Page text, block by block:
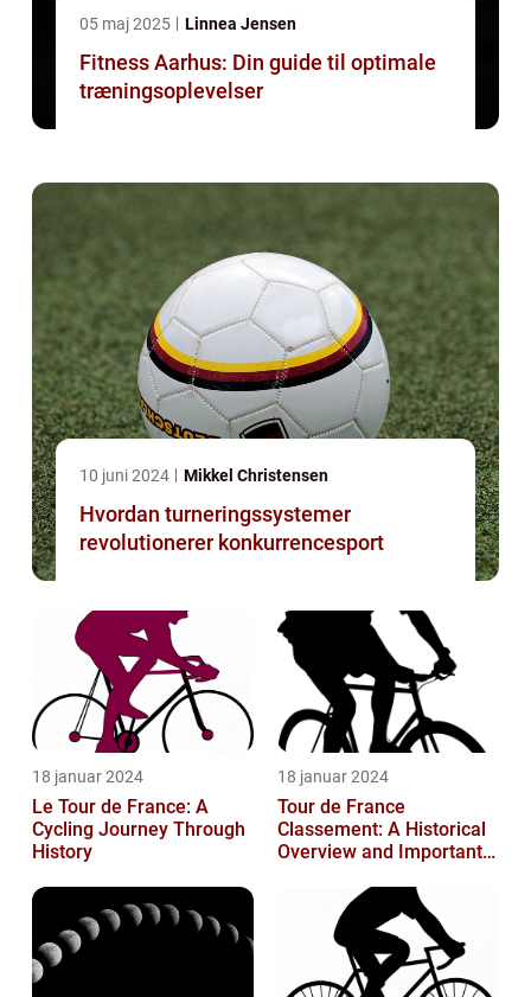
05 maj 2025 Linnea Jensen
Fitness Aarhus: Din guide til optimale
træningsoplevelser
10 juni 2024 Mikkel Christensen
Hvordan turneringssystemer
revolutionerer konkurrencesport
18 januar 2024
Le Tour de France: A
Cycling Journey Through
History
18 januar 2024
Tour de France
Classement: A Historical
Overview and Important